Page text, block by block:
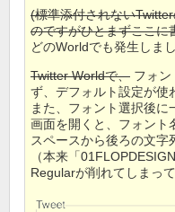
(標準添付されない
のですがひとまずここに
どのWorldでも発生しまし
Twitter Worldで、 フォ
ず、デフォルト設定が使
また、フォント選択後
画面を開くと、フォント
スペースから後ろの文字
（本来「
Regularが削れてしまって